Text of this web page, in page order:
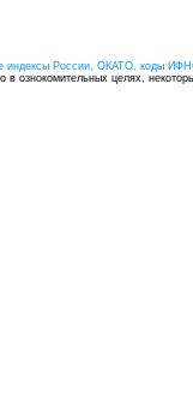
индексы России, ОКАТО, коды
ознокомительных целях,